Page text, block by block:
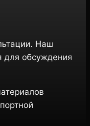
Наш
для обсуждения